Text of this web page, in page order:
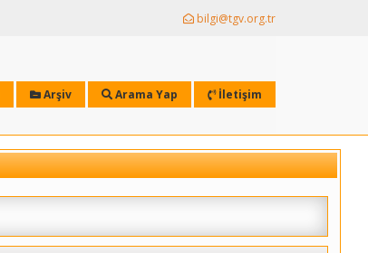
bilgi@tgv.org.tr
Arşiv Arama Yap İletişim